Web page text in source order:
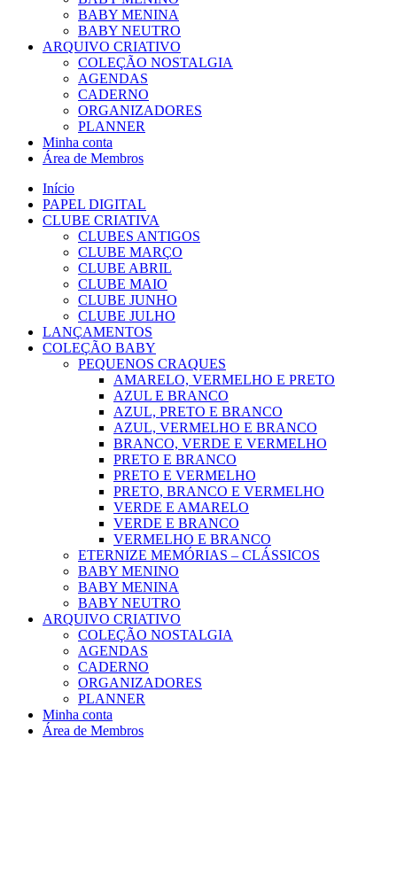
BABY MENINA
BABY NEUTRO
ARQUIVO CRIATIVO
COLEÇÃO NOSTALGIA
AGENDAS
CADERNO
ORGANIZADORES
PLANNER
Minha conta
Área de Membros
Início
PAPEL DIGITAL
CLUBE CRIATIVA
CLUBES ANTIGOS
CLUBE MARÇO
CLUBE ABRIL
CLUBE MAIO
CLUBE JUNHO
CLUBE JULHO
LANÇAMENTOS
COLEÇÃO BABY
PEQUENOS CRAQUES
AMARELO, VERMELHO E PRETO
AZUL E BRANCO
AZUL, PRETO E BRANCO
AZUL, VERMELHO E BRANCO
BRANCO, VERDE E VERMELHO
PRETO E BRANCO
PRETO E VERMELHO
PRETO, BRANCO E VERMELHO
VERDE E AMARELO
VERDE E BRANCO
VERMELHO E BRANCO
ETERNIZE MEMÓRIAS – CLÁSSICOS
BABY MENINO
BABY MENINA
BABY NEUTRO
ARQUIVO CRIATIVO
COLEÇÃO NOSTALGIA
AGENDAS
CADERNO
ORGANIZADORES
PLANNER
Minha conta
Área de Membros